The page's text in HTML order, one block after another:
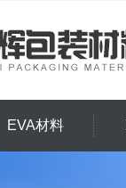
EVA材料